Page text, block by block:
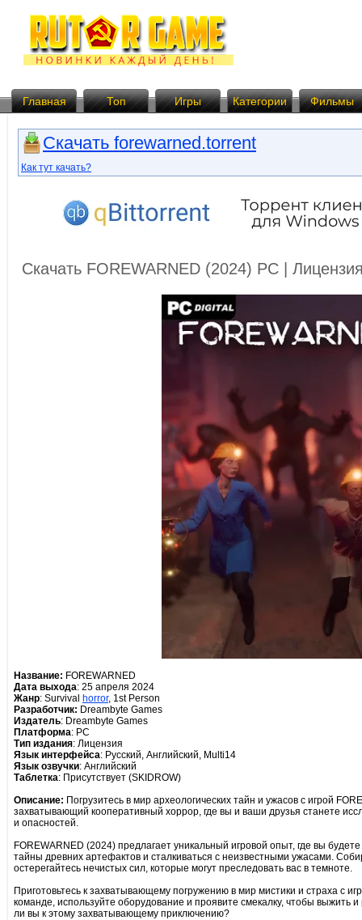
Главная Топ Игры Категории Фильмы
Скачать forewarned.torrent
Как тут качать?
Скачать FOREWARNED (2024) PC |
Название: FOREWARNED
Дата выхода: 25 апреля 2024
Жанр: Survival horror, 1st Person
Разработчик: Dreambyte Games
Издатель: Dreambyte Games
Платформа: PC
Тип издания: Лицензия
Язык интерфейса: Русский, Английский, Multi14
Язык озвучки: Английский
Таблетка: Присутствует (SKIDROW)
Описание: Погрузитесь в мир археологических тайн и ужасов с игрой
захватывающий кооперативный хоррор, где вы и ваши друзья станете
и опасностей.
FOREWARNED (2024) предлагает уникальный игровой опыт, где вы
тайны древних артефактов и сталкиваться с неизвестными ужасами.
остерегайтесь нечистых сил, которые могут преследовать вас в темноте.
Приготовьтесь к захватывающему погружению в мир мистики и страха с
команде, используйте оборудование и проявите смекалку, чтобы выжить
ли вы к этому захватывающему приключению?